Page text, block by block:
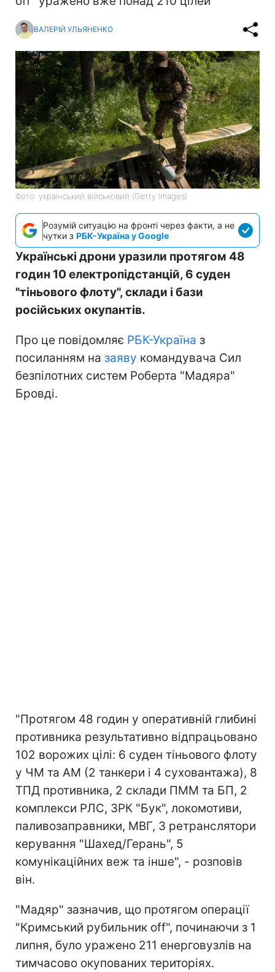
ВАЛЕРІЙ УЛЬЯНЕНКО
Фото: український військовий (Getty Images)
Розумій ситуацію на фронті через факти, а не
чутки з РБК-Україна у Google
Українські дрони уразили протягом 48
годин 10 електропідстанцій, 6 суден
"тіньового флоту", склади і бази
російських окупантів.
Про це повідомляє РБК-Україна з
посиланням на заяву командувача Сил
безпілотних систем Роберта "Мадяра"
Бровді.
"Протягом 48 годин у оперативній глибині
противника результативно відпрацьовано
102 ворожих цілі: 6 суден тіньового флоту
у ЧМ та АМ (2 танкери і 4 суховантажа), 8
ТПД противника, 2 склади ПММ та БП, 2
комплекси РЛС, ЗРК "Бук", локомотиви,
паливозаправники, МВГ, 3 ретранслятори
керування "Шахед/Герань", 5
комунікаційних веж та інше", - розповів
він.
"Мадяр" зазначив, що протягом операції
"Кримський рубильник off", починаючи з 1
липня, було уражено 211 енерговузлів на
тимчасово окупованих територіях.